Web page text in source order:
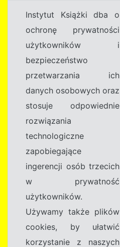
Instytut Książki dba o
ochronę prywatności
użytkowników i
bezpieczeństwo
przetwarzania ich
danych osobowych oraz
stosuje odpowiednie
rozwiązania
technologiczne
zapobiegające
ingerencji osób trzecich
w prywatność
użytkowników.
Używamy także plików
cookies, by ułatwić
korzystanie z naszych